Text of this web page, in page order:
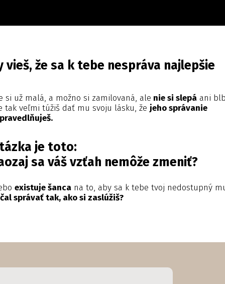
vieš, že sa k tebe nespráva najlepšie
si už malá, a možno si zamilovaná, ale nie si slepá ani
tak veľmi túžiš dať mu svoju lásku, že jeho správanie
je toto:
sa váš vzťah nemôže zmeniť?
existuje šanca na to, aby sa k tebe tvoj nedostupný
správať tak, ako si zaslúžiš?